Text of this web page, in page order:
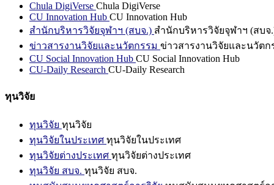
Chula DigiVerse Chula DigiVerse
CU Innovation Hub CU Innovation Hub
สำนักบริหารวิจัยจุฬาฯ (สบจ.) สำนักบริหารวิจัยจุฬาฯ (สบจ
ข่าวสารงานวิจัยและนวัตกรรม ข่าวสารงานวิจัยและนวัตก
CU Social Innovation Hub CU Social Innovation Hub
CU-Daily Research CU-Daily Research
ทุนวิจัย
ทุนวิจัย ทุนวิจัย
ทุนวิจัยในประเทศ ทุนวิจัยในประเทศ
ทุนวิจัยต่างประเทศ ทุนวิจัยต่างประเทศ
ทุนวิจัย สบจ. ทุนวิจัย สบจ.